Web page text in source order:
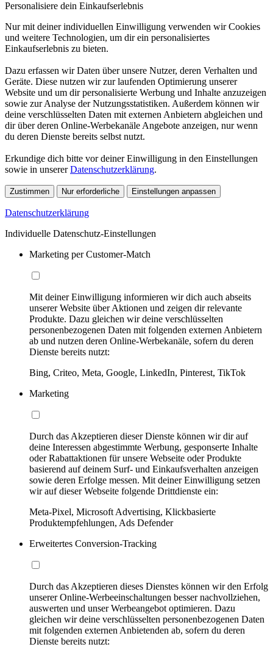
Personalisiere dein Einkaufserlebnis
Nur mit deiner individuellen Einwilligung verwenden wir Cookies
und weitere Technologien, um dir ein personalisiertes
Einkaufserlebnis zu bieten.
Dazu erfassen wir Daten über unsere Nutzer, deren Verhalten und
Geräte. Diese nutzen wir zur laufenden Optimierung unserer
Website und um dir personalisierte Werbung und Inhalte anzuzeigen
sowie zur Analyse der Nutzungsstatistiken. Außerdem können wir
deine verschlüsselten Daten mit externen Anbietern abgleichen und
dir über deren Online-Werbekanäle Angebote anzeigen, nur wenn
du deren Dienste bereits selbst nutzt.
Erkundige dich bitte vor deiner Einwilligung in den Einstellungen
sowie in unsererDatenschutzerklärung.
Zustimmen Nur erforderliche Einstellungen anpassen
Datenschutzerklärung
Individuelle Datenschutz-Einstellungen
Marketing per Customer-Match
Mit deiner Einwilligung informieren wir dich auch abseits
unserer Website über Aktionen und zeigen dir relevante
Produkte. Dazu gleichen wir deine verschlüsselten
personenbezogenen Daten mit folgenden externen Anbietern
ab und nutzen deren Online-Werbekanäle, sofern du deren
Dienste bereits nutzt:
Bing, Criteo, Meta, Google, LinkedIn, Pinterest, TikTok
Marketing
Durch das Akzeptieren dieser Dienste können wir dir auf
deine Interessen abgestimmte Werbung, gesponserte Inhalte
oder Rabattaktionen für unsere Webseite oder Produkte
basierend auf deinem Surf- und Einkaufsverhalten anzeigen
sowie deren Erfolge messen. Mit deiner Einwilligung setzen
wir auf dieser Webseite folgende Drittdienste ein:
Meta-Pixel, Microsoft Advertising, Klickbasierte
Produktempfehlungen, Ads Defender
Erweitertes Conversion-Tracking
Durch das Akzeptieren dieses Dienstes können wir den Erfolg
unserer Online-Werbeeinschaltungen besser nachvollziehen,
auswerten und unser Werbeangebot optimieren. Dazu
gleichen wir deine verschlüsselten personenbezogenen Daten
mit folgenden externen Anbietenden ab, sofern du deren
Dienste bereits nutzt: